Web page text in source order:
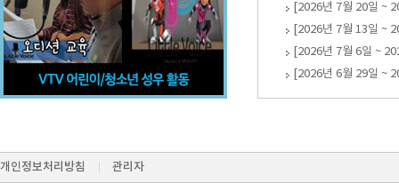
[2026년 7월 20일 ~
[2026년 7월 13일 ~
[2026년 7월 6일 ~
[2026년 6월 29일 ~
개인정보처리방침 관리자